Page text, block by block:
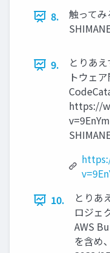
8.
触って
9.
とりあ
トウェ
https://
10.
とりあ
ロジェ
AWS
を含め